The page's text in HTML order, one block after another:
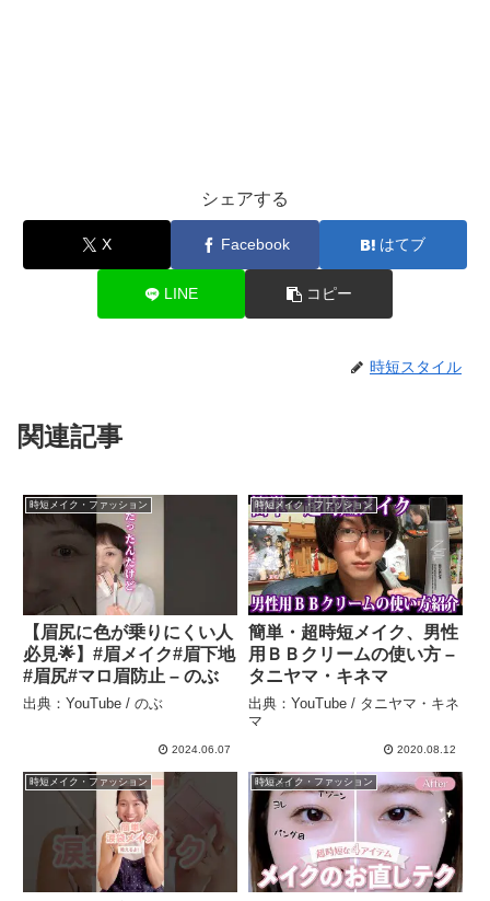
シェアする
X Facebook はてブ
LINE コピー
時短スタイル
関連記事
時短メイク・ファッション
【眉尻に色が乗りにくい人
必見🌟】#眉メイク#眉下地
#眉尻#マロ眉防止 – のぶ
出典：YouTube / のぶ
2024.06.07
時短メイク・ファッション
簡単・超時短メイク、男性
用ＢＢクリームの使い方 –
タニヤマ・キネマ
出典：YouTube / タニヤマ・キネ
マ
2020.08.12
時短メイク・ファッション 時短メイク・ファッション